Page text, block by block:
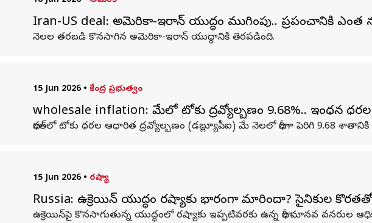
Iran-US deal: అమెరికా-ఇరాన్ యుద్ధం ముగింపు.. ప్రపంచానికి ఎంత
నెలల తరబడి కొనసాగిన అమెరికా-ఇరాన్ యుద్ధానికి తెరపడింది.
15 Jun 2026 • కేంద్ర ప్రభుత్వం
wholesale inflation: మేలో టోకు ద్రవ్యోల్బణం 9.68%.. ఇంధన
భారత్‌లో టోకు ధరల ఆధారిత ద్రవ్యోల్బణం (డబ్ల్యూపీఐ) మే నెలలో భారీగా పెరిగి 9.68 శాతానికి
15 Jun 2026 • రష్యా
Russia: ఉక్రెయిన్ యుద్ధం రష్యాకు భారంగా మారిందా? సైనికుల కొరతతో
ఉక్రెయిన్‌పై కొనసాగుతున్న యుద్ధంలో రష్యాకు ఇప్పటివరకు ఉన్న భారీ మానవ వనరుల